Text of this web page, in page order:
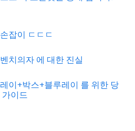
잡이 ㄷㄷㄷ
치의자 에 대한 진실
이+박스+블루레이 를 위한 당
가이드